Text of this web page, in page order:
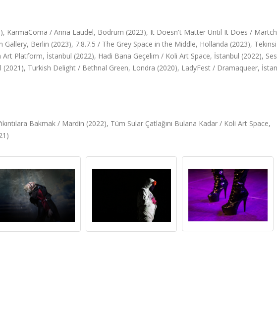
KarmaComa / Anna Laudel, Bodrum (2023), It Doesn't Matter Until It Does /
Berlin (2023), 7.8.7.5 / The Grey Space in the Middle, Hollanda (2023),
Platform, İstanbul (2022), Hadi Bana Geçelim / Koli Art Space, İstanbul (2022),
Turkish Delight / Bethnal Green, Londra (2020), LadyFest / Dramaqueer,
Bakmak / Mardin (2022), Tüm Sular Çatlağını Bulana Kadar / Koli Art Space,